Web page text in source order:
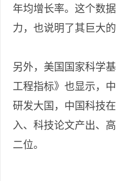
年均增长率。这个数
力，也说明了其巨大的
另外，美国国家科学
工程指标》也显示，
研发大国，中国科技
入、科技论文产出、
二位。